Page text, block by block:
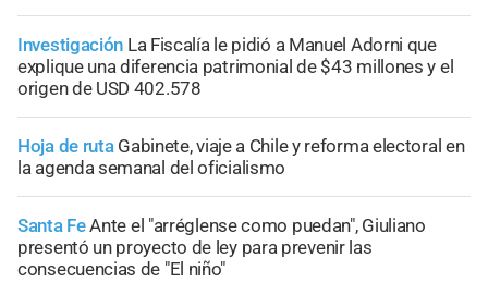
Investigación La Fiscalía le pidió a Manuel Adorni que
explique una diferencia patrimonial de $43 millones y el
origen de USD 402.578
Hoja de ruta Gabinete, viaje a Chile y reforma electoral en
la agenda semanal del oficialismo
Santa FeAnte el "arréglense como puedan", Giuliano
presentó un proyecto de ley para prevenir las
consecuencias de "El niño"